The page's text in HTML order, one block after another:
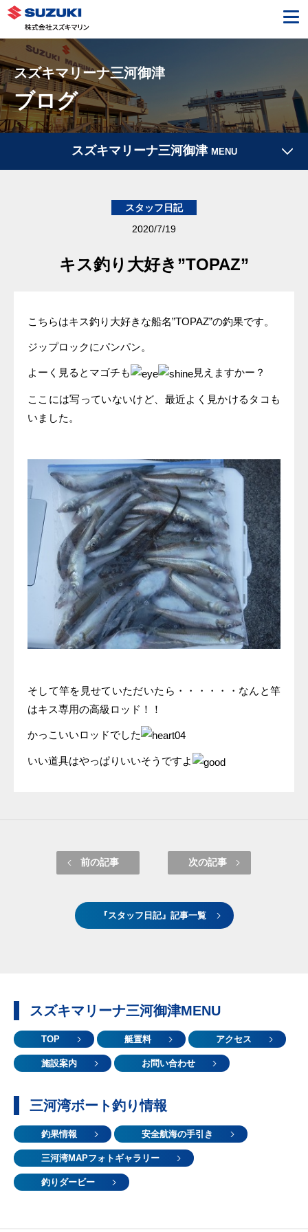
スズキマリーナ三河御津
ブログ
スズキマリーナ三河御津 MENU
スタッフ日記
2020/7/19
キス釣り大好き”TOPAZ”
こちらはキス釣り大好きな船名”TOPAZ”の釣果です。
ジップロックにパンパン。
よーく見るとマゴチも 見えますかー？
ここには写っていないけど、最近よく見かけるタコも
いました。
そして竿を見せていただいたら・・・・・・なんと竿
はキス専用の高級ロッド！！
かっこいいロッドでした
いい道具はやっぱりいいそうですよ
前の記事 次の記事
『スタッフ日記』記事一覧
スズキマリーナ三河御津MENU
TOP 艇置料 アクセス
施設案内 お問い合わせ
三河湾ボート釣り情報
釣果情報 安全航海の手引き
三河湾MAPフォトギャラリー
釣りダービー